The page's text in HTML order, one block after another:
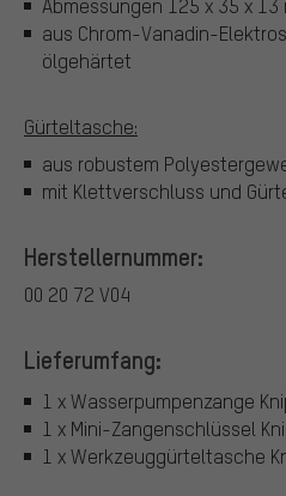
Abmessungen 125 x 35 x 13
aus Chrom-Vanadin-
ölgehärtet
Gürteltasche:
aus robustem
mit Klettverschluss und
Herstellernummer:
00 20 72 V04
Lieferumfang:
1 x Wasserpumpenzange
1 x Mini-Zangenschlüssel
1 x Werkzeuggürteltasche